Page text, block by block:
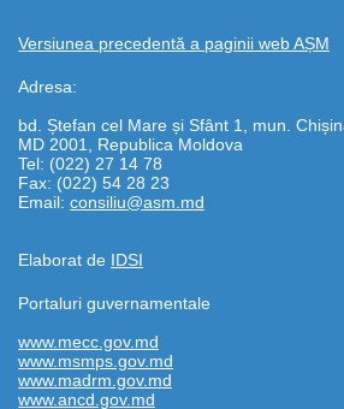
Versiunea precedentă a paginii web AȘM
Adresa:
bd. Ștefan cel Mare și Sfânt 1, mun.
MD 2001, Republica Moldova
Tel: (022) 27 14 78
Fax: (022) 54 28 23
Email: consiliu@asm.md
Elaborat de IDSI
Portaluri guvernamentale
www.mecc.gov.md
www.msmps.gov.md
www.madrm.gov.md
www.ancd.gov.md